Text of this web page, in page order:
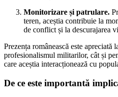
Monitorizare și patrulare.
teren, aceștia contribuie la
de conflict și la descurajarea
Prezența românească este
profesionalismul militarilor, cât și
care aceștia interacționează cu
De ce este importantă